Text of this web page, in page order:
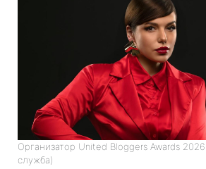
Организатор United Bloggers Awards
служба)